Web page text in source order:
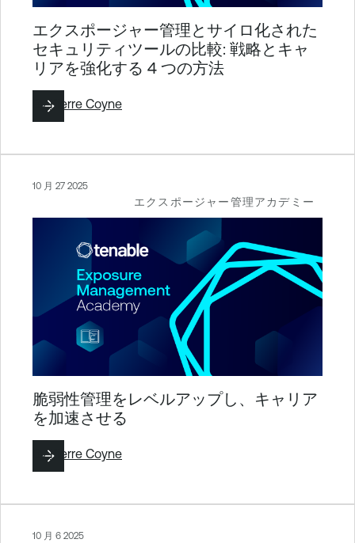
エクスポージャー管理とサイロ化された
セキュリティツールの比較: 戦略とキャ
リアを強化する 4 つの方法
ByPierre Coyne
エクスポージャー管理アカデミー
10 月 27 2025
脆弱性管理をレベルアップし、キャリア
を加速させる
ByPierre Coyne
10 月 6 2025